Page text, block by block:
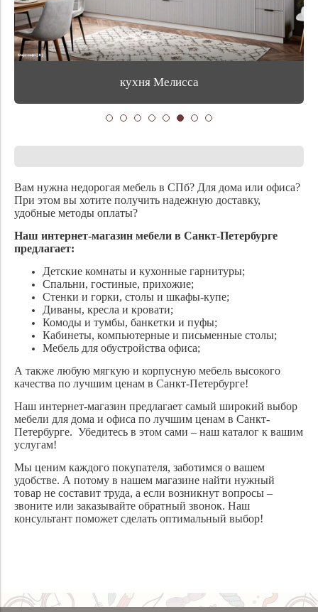
кухня Мелисса
Вам нужна недорогая мебель в СПб? Для дома или офиса?
При этом вы хотите получить надежную доставку,
удобные методы оплаты?
Наш интернет-магазин мебели в Санкт-Петербурге
предлагает:
Детские комнаты и кухонные гарнитуры;
Спальни, гостиные, прихожие;
Стенки и горки, столы и шкафы-купе;
Диваны, кресла и кровати;
Комоды и тумбы, банкетки и пуфы;
Кабинеты, компьютерные и письменные столы;
Мебель для обустройства офиса;
А также любую мягкую и корпусную мебель высокого
качества по лучшим ценам в Санкт-Петербурге!
Наш интернет-магазин предлагает самый широкий выбор
мебели для дома и офиса по лучшим ценам в Санкт-
Петербурге. Убедитесь в этом сами – наш каталог к вашим
услугам!
Мы ценим каждого покупателя, заботимся о вашем
удобстве. А потому в нашем магазине найти нужный
товар не составит труда, а если возникнут вопросы –
звоните или заказывайте обратный звонок. Наш
консультант поможет сделать оптимальный выбор!